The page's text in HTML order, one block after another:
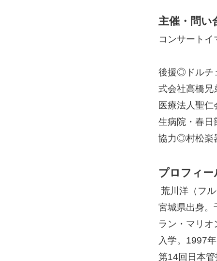
主催・問
コンサート
後援◎ドルチ
式会社高橋
医療法人聖
生病院・春日
協力◎村松楽
プロフィ
荒川洋（フ
宮城県出身。
ラン・マリ
入学。1997
第14回日本